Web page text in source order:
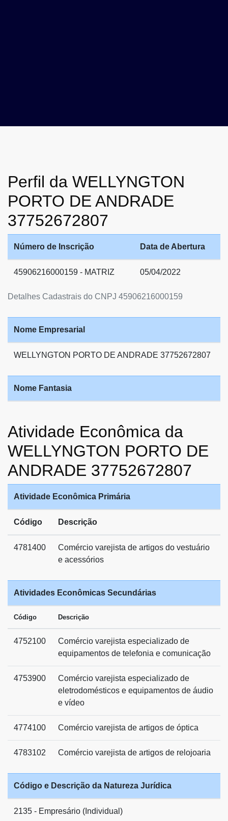
Perfil da WELLYNGTON
PORTO DE ANDRADE
37752672807
Detalhes Cadastrais do CNPJ 45906216000159
Número de Inscrição Data de Abertura
45906216000159 - MATRIZ 05/04/2022
Nome Empresarial
WELLYNGTON PORTO DE ANDRADE 37752672807
Nome Fantasia
Atividade Econômica da
WELLYNGTON PORTO DE
ANDRADE 37752672807
Atividade Econômica Primária
Código Descrição
4781400
Comércio varejista de artigos do vestuário
e acessórios
Atividades Econômicas Secundárias
Código Descrição
4752100
Comércio varejista especializado de
equipamentos de telefonia e comunicação
4753900
Comércio varejista especializado de
eletrodomésticos e equipamentos de áudio
e vídeo
4774100 Comércio varejista de artigos de óptica
4783102 Comércio varejista de artigos de relojoaria
Código e Descrição da Natureza Jurídica
2135 - Empresário (Individual)